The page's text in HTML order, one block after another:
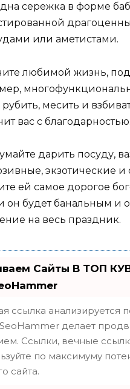
сережка в форме
или аметистами.
любимой жизнь,
рубить, месить и
вас с
дарить посуду,
экзотические и
ей самое дорогое
он будет банальным и
на весь праздник.
Сайты В ТОП
ссылка анализируется
SeoHammer делает
Ссылки, вечные
по максимуму
сайта.